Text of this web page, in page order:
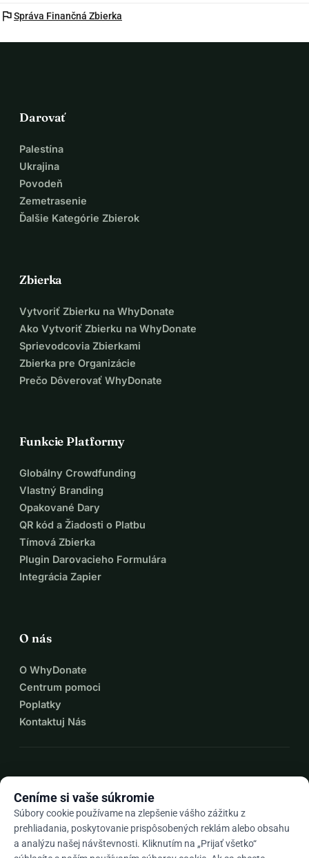
flagSpráva Finančná Zbierka
Darovať
Palestína
Ukrajina
Povodeň
Zemetrasenie
Ďalšie Kategórie Zbierok
Zbierka
Vytvoriť Zbierku na WhyDonate
Ako Vytvoriť Zbierku na WhyDonate
Sprievodcovia Zbierkami
Zbierka pre Organizácie
Prečo Dôverovať WhyDonate
Funkcie Platformy
Globálny Crowdfunding
Vlastný Branding
Opakované Dary
QR kód a Žiadosti o Platbu
Tímová Zbierka
Plugin Darovacieho Formulára
Integrácia Zapier
O nás
O WhyDonate
Centrum pomoci
Poplatky
Kontaktuj Nás
Ceníme si vaše súkromie
Súbory cookie používame na zlepšenie vášho zážitku z
prehliadania, poskytovanie prispôsobených reklám alebo obsahu
a analýzu našej návštevnosti. Kliknutím na „Prijať všetko“